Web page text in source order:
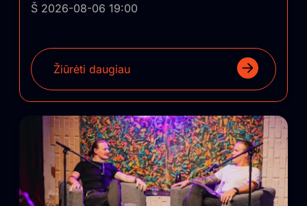
Š 2026-08-06 19:00
Žiūrėti daugiau